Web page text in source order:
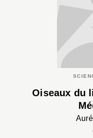
Oiseaux du